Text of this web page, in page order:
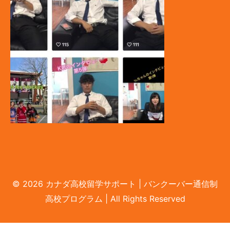
© 2026 カナダ高校留学サポート | バンクーバー通信制
高校プログラム | All Rights Reserved
LINEで無料相談